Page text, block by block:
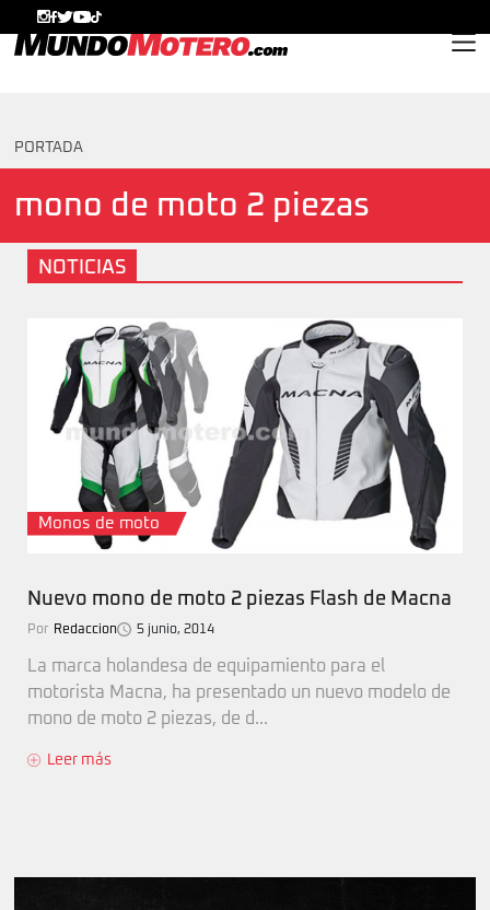
PORTADA
mono de moto 2 piezas
NOTICIAS
Monos de moto
Nuevo mono de moto 2 piezas Flash de Macna
Por Redaccion 5 junio, 2014
La marca holandesa de equipamiento para el
motorista Macna, ha presentado un nuevo modelo de
mono de moto 2 piezas, de d...
Leer más